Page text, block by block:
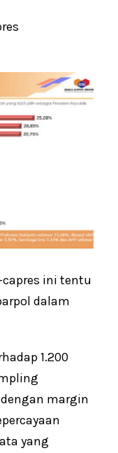
ini tentu
dalam
1.200
margin
yang